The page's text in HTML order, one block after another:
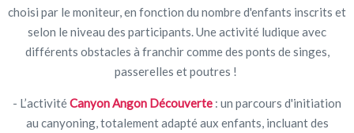
choisi par le moniteur, en fonction du nombre d'enfants inscrits et
selon le niveau des participants. Une activité ludique avec
différents obstacles à franchir comme des ponts de singes,
passerelles et poutres !
- L’activitéCanyon Angon Découverte : un parcours d'initiation
au canyoning, totalement adapté aux enfants, incluant des